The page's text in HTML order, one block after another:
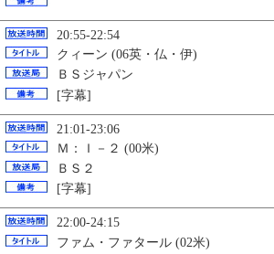
20:55-22:54
クィーン (06英・仏・伊)
ＢＳジャパン
[字幕]
21:01-23:06
Ｍ：Ｉ－２ (00米)
ＢＳ２
[字幕]
22:00-24:15
ファム・ファタール (02米)